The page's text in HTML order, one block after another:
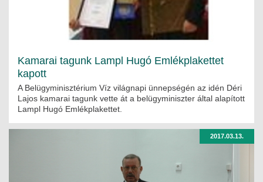
Kamarai tagunk Lampl Hugó Emlékplakettet
kapott
A Belügyminisztérium Víz világnapi ünnepségén az idén Déri
Lajos kamarai tagunk vette át a belügyminiszter által alapított
Lampl Hugó Emlékplakettet.
2017.03.13.